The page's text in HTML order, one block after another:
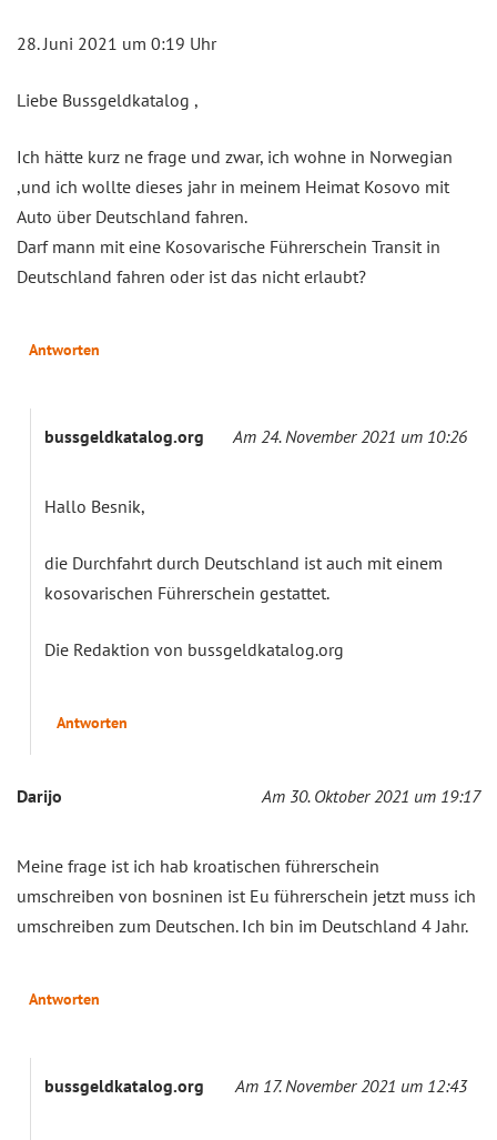
28. Juni 2021 um 0:19 Uhr
Liebe Bussgeldkatalog ,
Ich hätte kurz ne frage und zwar, ich wohne in Norwegian
,und ich wollte dieses jahr in meinem Heimat Kosovo mit
Auto über Deutschland fahren.
Darf mann mit eine Kosovarische Führerschein Transit in
Deutschland fahren oder ist das nicht erlaubt?
Antworten
bussgeldkatalog.org Am 24. November 2021 um 10:26
Hallo Besnik,
die Durchfahrt durch Deutschland ist auch mit einem
kosovarischen Führerschein gestattet.
Die Redaktion von bussgeldkatalog.org
Antworten
Darijo Am 30. Oktober 2021 um 19:17
Meine frage ist ich hab kroatischen führerschein
umschreiben von bosninen ist Eu führerschein jetzt muss ich
umschreiben zum Deutschen. Ich bin im Deutschland 4 Jahr.
Antworten
bussgeldkatalog.org Am 17. November 2021 um 12:43